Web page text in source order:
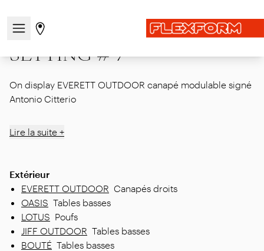
Ouvrir/fermer le menu de navigation
Aller à la page des magasins
SETTING # 7
SETTING # 7
On display EVERETT OUTDOOR canapé modulable signé
Antonio Citterio
Lire la suite +
Extérieur
EVERETT OUTDOOR Canapés droits
OASIS Tables basses
LOTUS Poufs
JIFF OUTDOOR Tables basses
BOUTÉ Tables basses